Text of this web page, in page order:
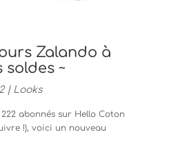
Zalando à
soldes ~
| Looks
abonnés sur Hello Coton
!), voici un nouveau